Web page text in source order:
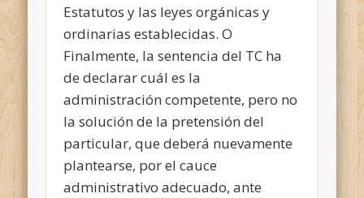
Estatutos y las leyes orgánicas y
ordinarias establecidas. O
Finalmente, la sentencia del TC ha
de declarar cuál es la
administración competente, pero no
la solución de la pretensión del
particular, que deberá nuevamente
plantearse, por el cauce
administrativo adecuado, ante